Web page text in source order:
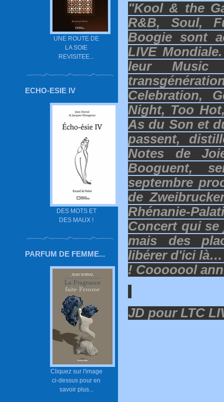
UNE ROUTE DE
LA SOIE
REVISITEE...
ECHO-ESIE IV
DES MOTS ET
DES MAUX !
PARFUM DE FEMME...
Cliquez sur l'image
ci-dessus pour en
savoir plus...
"Kool & the
R&B, Soul,
Boogie sont
LIVE
leur Music
Celebration,
Night, Too
As du Son et
passent,
Notes de
Booguent,
septembre
de
Rhénanie-
Concert qui se
mais des
libérer d'ici là…
! Cooooool
JD pour LTC